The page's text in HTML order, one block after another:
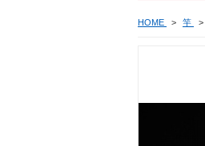
HOME > 竿 >